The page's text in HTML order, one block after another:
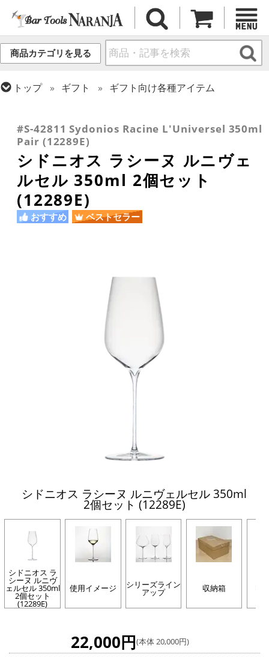
商品カテゴリを見る
トップ ギフト
ギフト向け各種アイテム
ワイングラス
その他ブランド
#S-42811 Sydonios Racine L'Universel 350ml
Pair (12289E)
シドニオス ラシーヌ ルニヴェ
ルセル 350ml 2個セット
(12289E)
おすすめ ベストセラー
シドニオス ラシーヌ ルニヴェルセル 350ml
2個セット (12289E)
シドニオス ラ
シーヌ ルニヴ
ェルセル 350ml
2個セット
(12289E)
使用イメージ シリーズライン
アップ 収納箱
22,000円(本体 20,000円)